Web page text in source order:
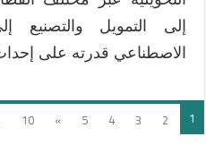
إلى التمويل والتصنيع
الاصطناعي قدرته على
1
2
3
4
5
»
10